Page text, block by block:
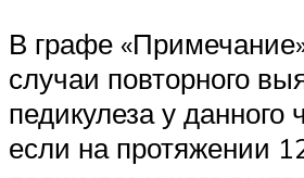
В графе
случаи повторного
педикулеза у данного
если на протяжении